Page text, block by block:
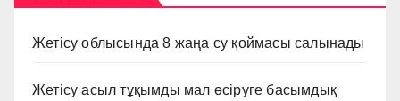
Жетісу облысында 8 жаңа су қоймасы салынады
Жетісу асыл тұқымды мал өсіруге басымдық